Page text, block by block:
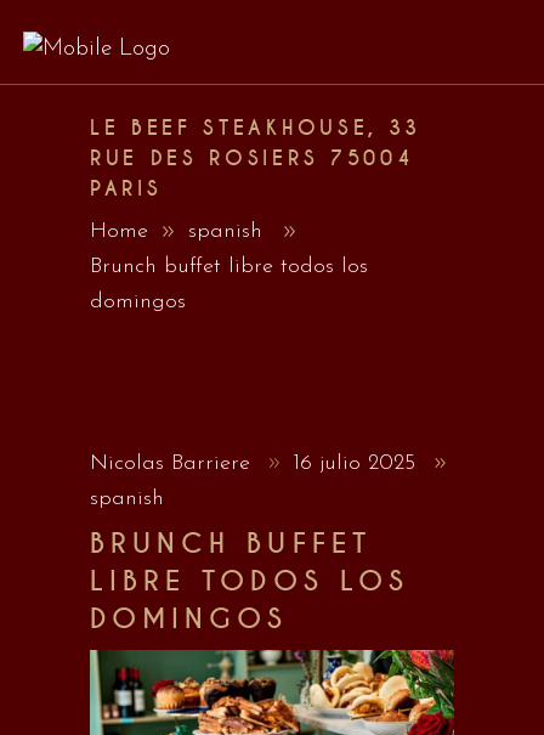
LE BEEF STEAKHOUSE, 33
RUE DES ROSIERS 75004
PARIS
Home
spanish
Brunch buffet libre todos los
domingos
Nicolas Barriere
16 julio 2025
spanish
BRUNCH BUFFET
LIBRE TODOS LOS
DOMINGOS